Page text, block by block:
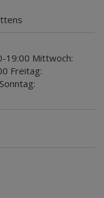
19:00 Mittwoch:
Freitag: